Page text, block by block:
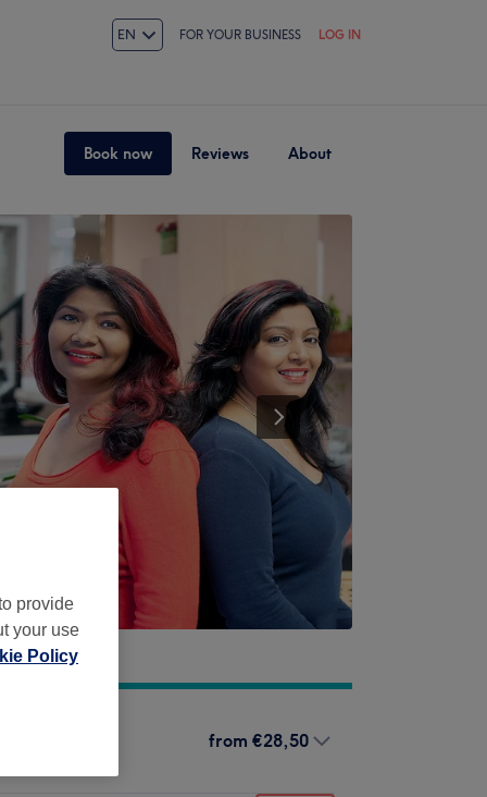
EN FOR YOUR BUSINESS LOG IN
Book now Reviews About
from €28,50
provide
your use
Policy